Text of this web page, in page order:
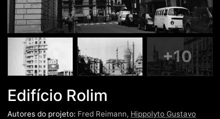
+10
Edifício Rolim
Autores do projeto: Fred Reimann, Hippolyto Gustavo